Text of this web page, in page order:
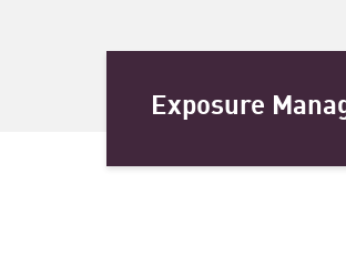
安全な修復
ThreatCloudのAIExposure